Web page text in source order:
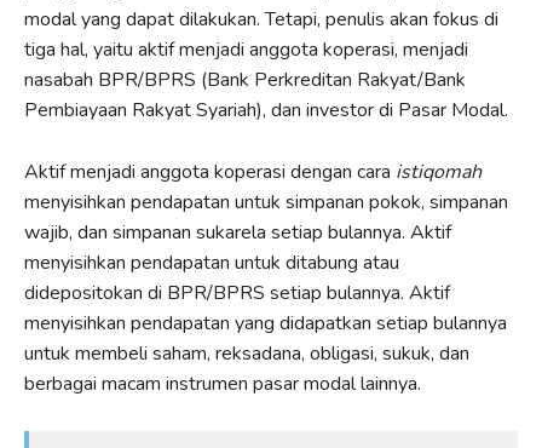
modal yang dapat dilakukan. Tetapi, penulis akan fokus di
tiga hal, yaitu aktif menjadi anggota koperasi, menjadi
nasabah BPR/BPRS (Bank Perkreditan Rakyat/Bank
Pembiayaan Rakyat Syariah), dan investor di Pasar Modal.
Aktif menjadi anggota koperasi dengan cara istiqomah
menyisihkan pendapatan untuk simpanan pokok, simpanan
wajib, dan simpanan sukarela setiap bulannya. Aktif
menyisihkan pendapatan untuk ditabung atau
didepositokan di BPR/BPRS setiap bulannya. Aktif
menyisihkan pendapatan yang didapatkan setiap bulannya
untuk membeli saham, reksadana, obligasi, sukuk, dan
berbagai macam instrumen pasar modal lainnya.